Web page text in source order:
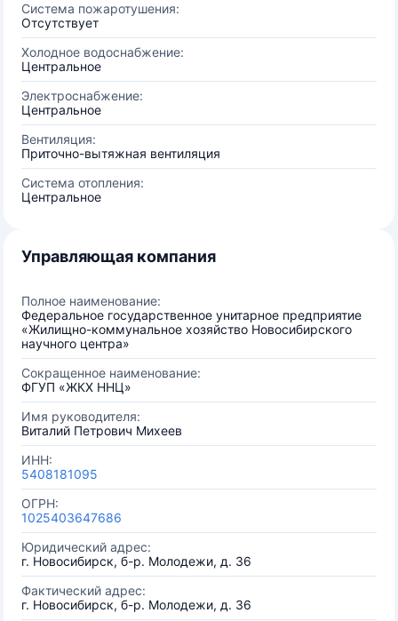
Система пожаротушения:
Отсутствует
Холодное водоснабжение:
Центральное
Электроснабжение:
Центральное
Вентиляция:
Приточно-вытяжная вентиляция
Система отопления:
Центральное
Управляющая компания
Полное наименование:
Федеральное государственное унитарное предприятие
«Жилищно-коммунальное хозяйство Новосибирского
научного центра»
Сокращенное наименование:
ФГУП «ЖКХ ННЦ»
Имя руководителя:
Виталий Петрович Михеев
ИНН:
5408181095
ОГРН:
1025403647686
Юридический адрес:
г. Новосибирск, б-р. Молодежи, д. 36
Фактический адрес:
г. Новосибирск, б-р. Молодежи, д. 36